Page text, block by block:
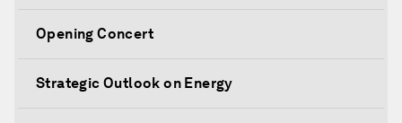
Opening Concert
Strategic Outlook on Energy